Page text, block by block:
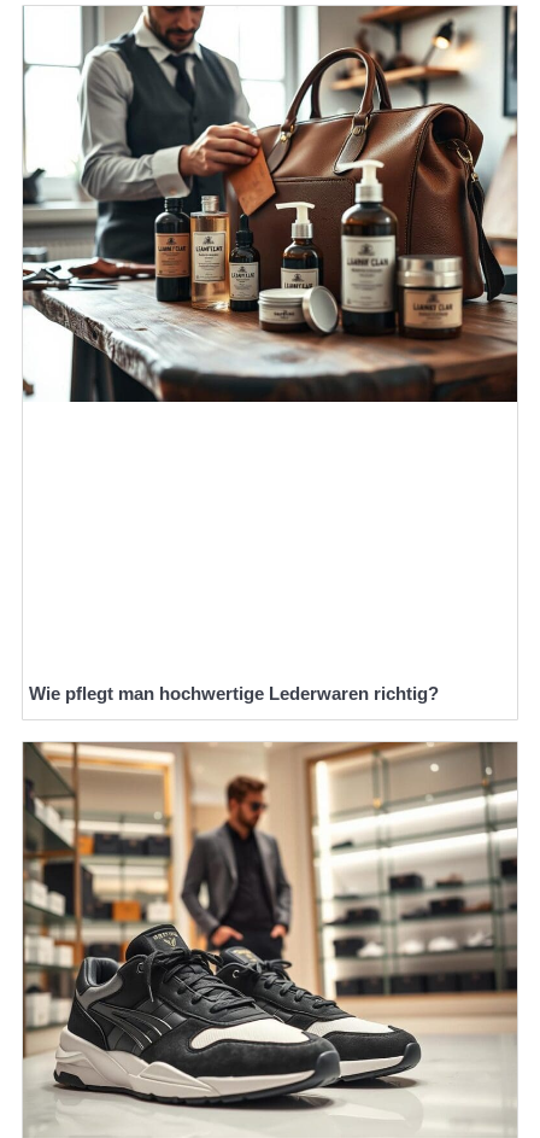
Wie pflegt man hochwertige Lederwaren richtig?